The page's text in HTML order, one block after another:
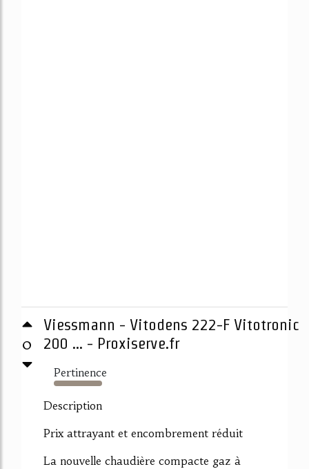
0
Viessmann - Vitodens 222-F Vitotronic
200 ... - Proxiserve.fr
Pertinence
1725%
Description
Prix attrayant et encombrement réduit
La nouvelle chaudière compacte gaz à